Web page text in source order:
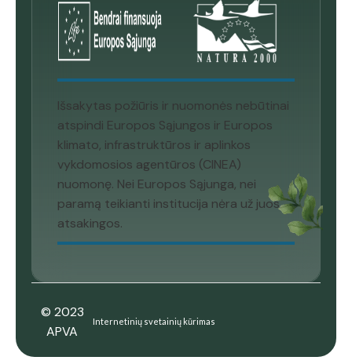
Išsakytas požiūris ir nuomonės nebūtinai
atspindi Europos Sąjungos ir Europos
klimato, infrastruktūros ir aplinkos
vykdomosios agentūros (CINEA)
nuomonę. Nei Europos Sąjunga, nei
paramą teikianti institucija nėra už juos
atsakingos.
© 2023
APVA
Internetinių svetainių kūrimas